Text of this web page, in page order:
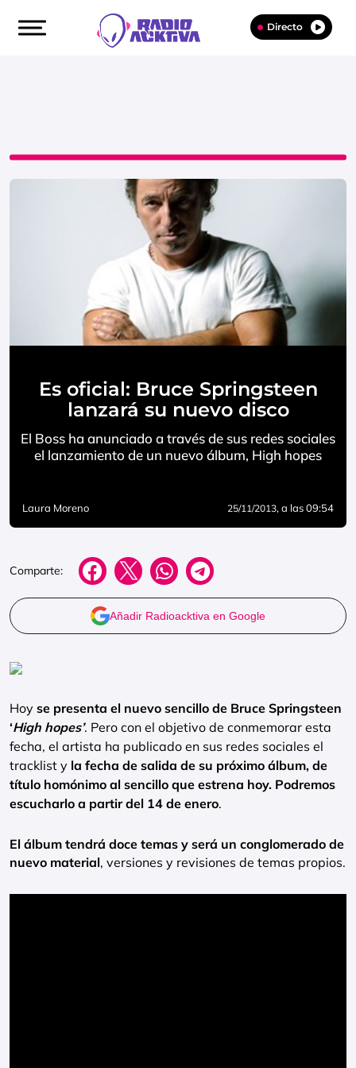
Directo
Es oficial: Bruce Springsteen
lanzará su nuevo disco
El Boss ha anunciado a través de sus redes sociales
el lanzamiento de un nuevo álbum, High hopes
Laura Moreno 25/11/2013, a las 09:54
Comparte:
Añadir Radioacktiva en Google
Hoy se presenta el nuevo sencillo de Bruce Springsteen
‘High hopes’. Pero con el objetivo de conmemorar esta
fecha, el artista ha publicado en sus redes sociales el
tracklist y la fecha de salida de su próximo álbum, de
título homónimo al sencillo que estrena hoy. Podremos
escucharlo a partir del 14 de enero.
El álbum tendrá doce temas y será un conglomerado de
nuevo material, versiones y revisiones de temas propios.